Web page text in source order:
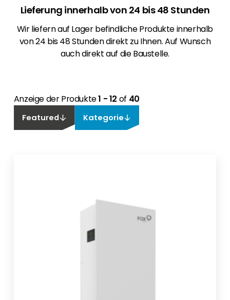
Lieferung innerhalb von 24 bis 48 Stunden
Wir liefern auf Lager befindliche Produkte innerhalb
von 24 bis 48 Stunden direkt zu Ihnen. Auf Wunsch
auch direkt auf die Baustelle.
Anzeige der Produkte1 - 12 of 40
Featured Kategorie